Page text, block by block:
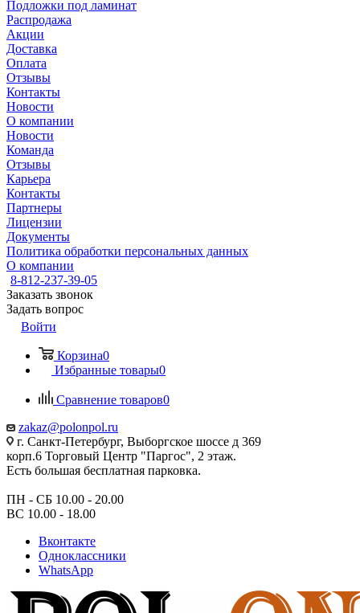
Подложки под ламинат
Распродажа
Акции
Доставка
Оплата
Отзывы
Контакты
Новости
О компании
Новости
Команда
Отзывы
Карьера
Контакты
Партнеры
Лицензии
Документы
Политика обработки персональных данных
О компании
8-812-237-39-05
Заказать звонок
Задать вопрос
Войти
Корзина0
Избранные товары0
Сравнение товаров0
zakaz@polonpol.ru
г. Санкт-Петербург, Выборгское шоссе д 369
корп.6 Торговый Центр "Паргос", 2 этаж.
Есть большая бесплатная парковка.
ПН - СБ 10.00 - 20.00
ВС 10.00 - 18.00
Вконтакте
Одноклассники
WhatsApp